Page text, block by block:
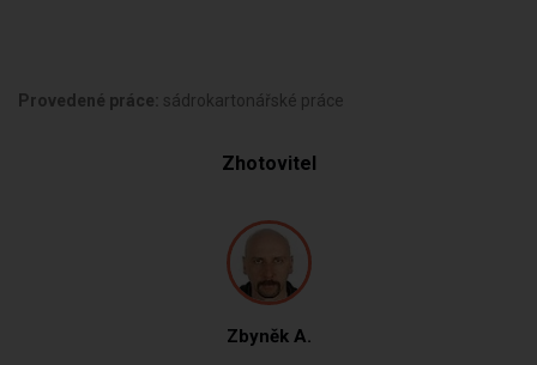
Provedené práce: sádrokartonářské práce
Zhotovitel
Zbyněk A.